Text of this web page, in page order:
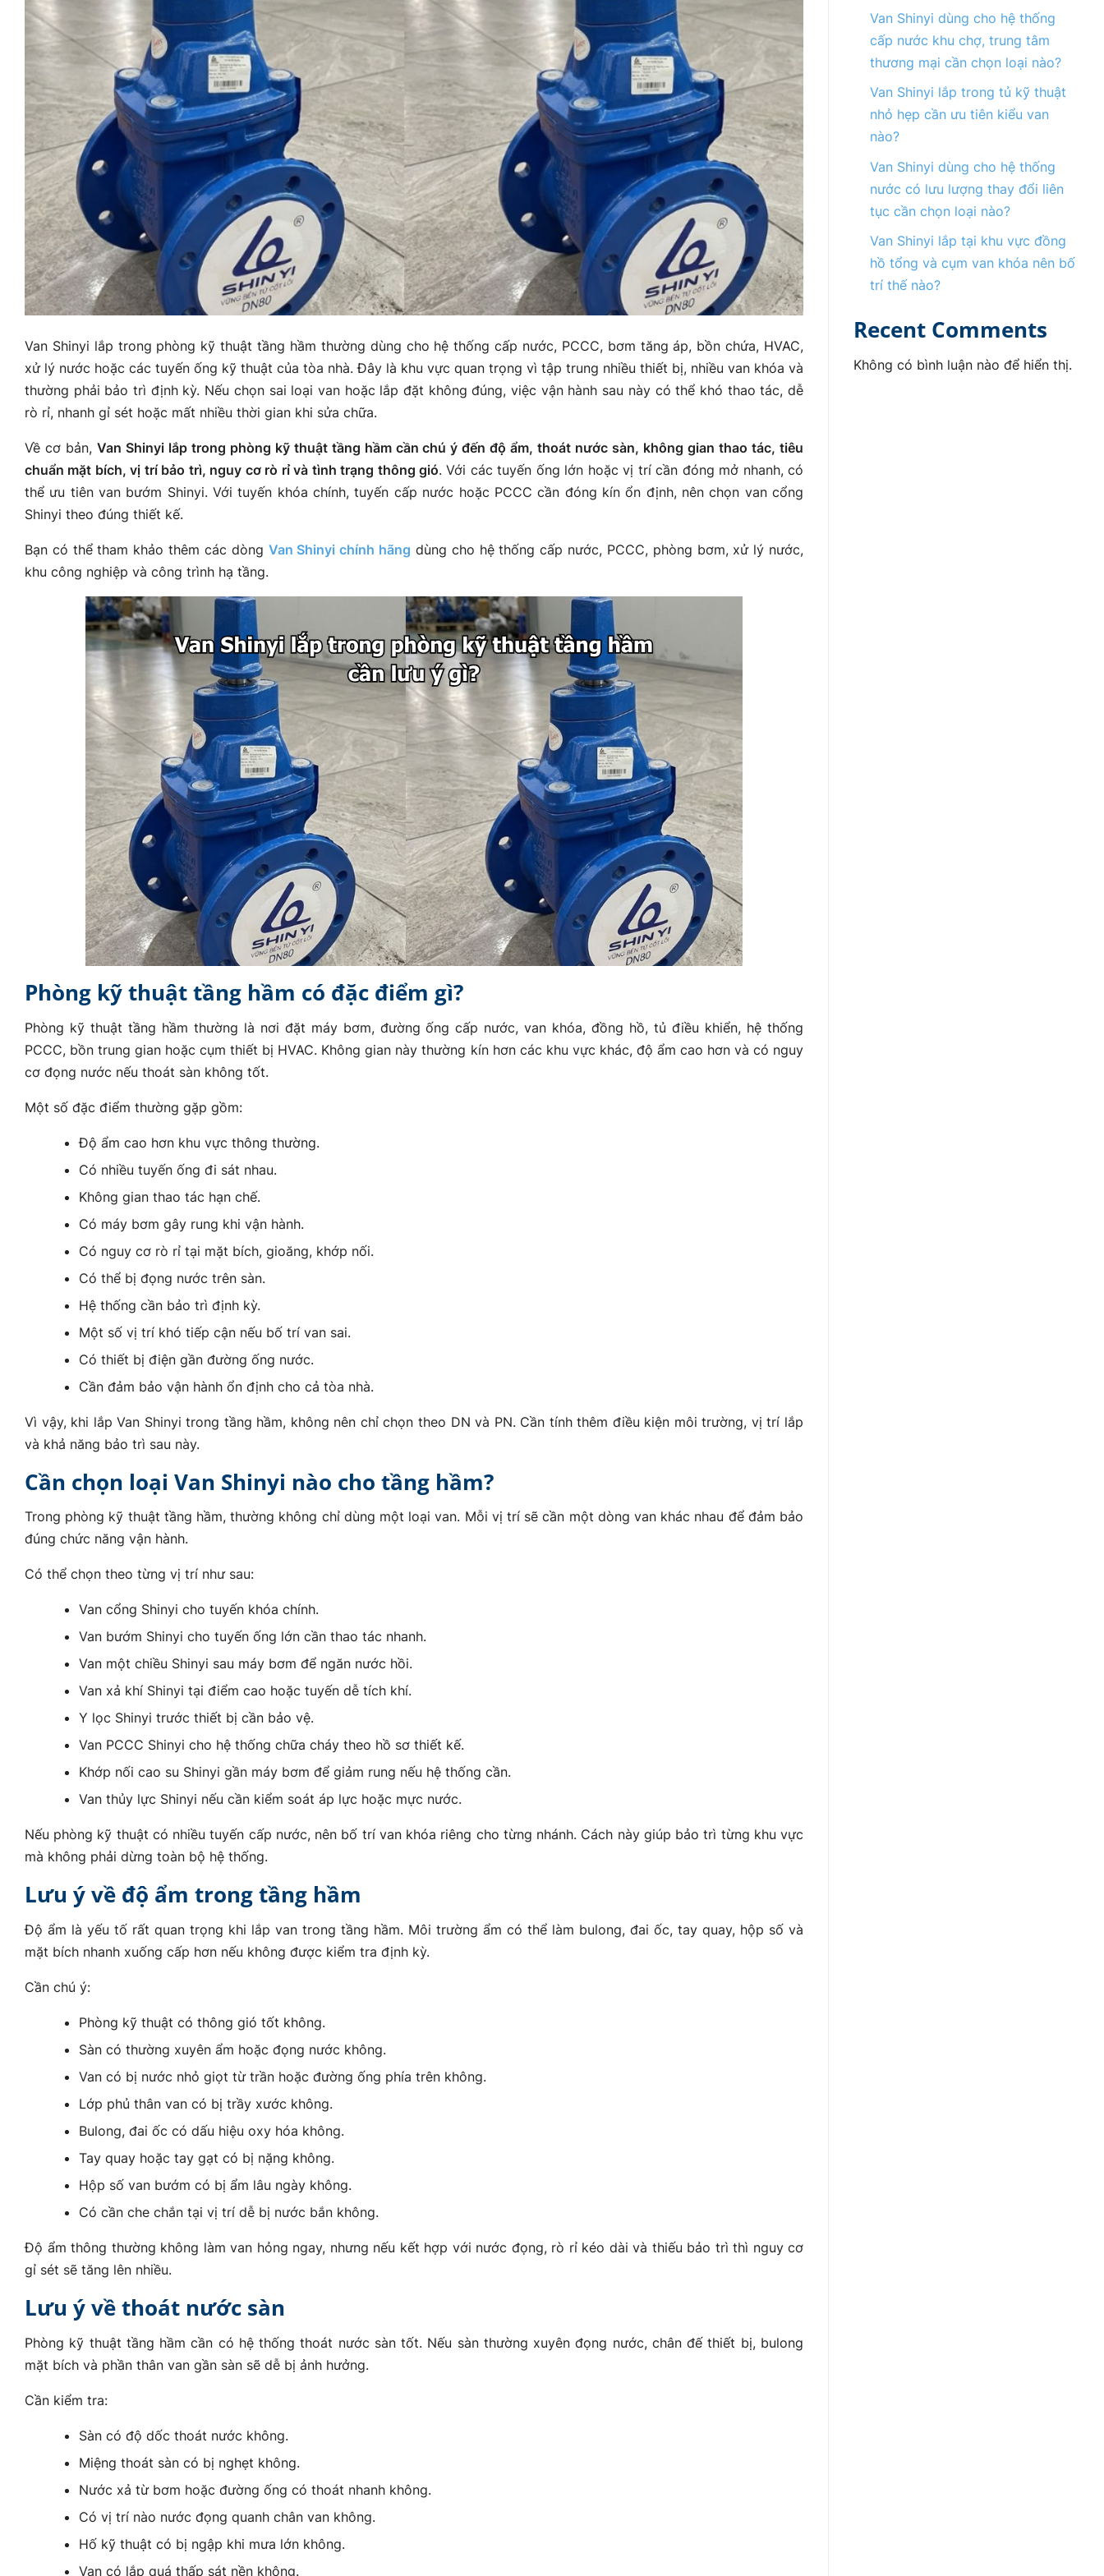
Van Shinyi lắp trong phòng kỹ thuật tầng hầm thường dùng cho hệ thống cấp nước, PCCC, bơm tăng áp, bồn chứa, HVAC,
xử lý nước hoặc các tuyến ống kỹ thuật của tòa nhà. Đây là khu vực quan trọng vì tập trung nhiều thiết bị, nhiều van khóa và
thường phải bảo trì định kỳ. Nếu chọn sai loại van hoặc lắp đặt không đúng, việc vận hành sau này có thể khó thao tác, dễ
rò rỉ, nhanh gỉ sét hoặc mất nhiều thời gian khi sửa chữa.
Về cơ bản, Van Shinyi lắp trong phòng kỹ thuật tầng hầm cần chú ý đến độ ẩm, thoát nước sàn, không gian thao tác, tiêu
chuẩn mặt bích, vị trí bảo trì, nguy cơ rò rỉ và tình trạng thông gió. Với các tuyến ống lớn hoặc vị trí cần đóng mở nhanh, có
thể ưu tiên van bướm Shinyi. Với tuyến khóa chính, tuyến cấp nước hoặc PCCC cần đóng kín ổn định, nên chọn van cổng
Shinyi theo đúng thiết kế.
Bạn có thể tham khảo thêm các dòng Van Shinyi chính hãng dùng cho hệ thống cấp nước, PCCC, phòng bơm, xử lý nước,
khu công nghiệp và công trình hạ tầng.
Phòng kỹ thuật tầng hầm có đặc điểm gì?
Phòng kỹ thuật tầng hầm thường là nơi đặt máy bơm, đường ống cấp nước, van khóa, đồng hồ, tủ điều khiển, hệ thống
PCCC, bồn trung gian hoặc cụm thiết bị HVAC. Không gian này thường kín hơn các khu vực khác, độ ẩm cao hơn và có nguy
cơ đọng nước nếu thoát sàn không tốt.
Một số đặc điểm thường gặp gồm:
Độ ẩm cao hơn khu vực thông thường.
Có nhiều tuyến ống đi sát nhau.
Không gian thao tác hạn chế.
Có máy bơm gây rung khi vận hành.
Có nguy cơ rò rỉ tại mặt bích, gioăng, khớp nối.
Có thể bị đọng nước trên sàn.
Hệ thống cần bảo trì định kỳ.
Một số vị trí khó tiếp cận nếu bố trí van sai.
Có thiết bị điện gần đường ống nước.
Cần đảm bảo vận hành ổn định cho cả tòa nhà.
Vì vậy, khi lắp Van Shinyi trong tầng hầm, không nên chỉ chọn theo DN và PN. Cần tính thêm điều kiện môi trường, vị trí lắp
và khả năng bảo trì sau này.
Cần chọn loại Van Shinyi nào cho tầng hầm?
Trong phòng kỹ thuật tầng hầm, thường không chỉ dùng một loại van. Mỗi vị trí sẽ cần một dòng van khác nhau để đảm bảo
đúng chức năng vận hành.
Có thể chọn theo từng vị trí như sau:
Van cổng Shinyi cho tuyến khóa chính.
Van bướm Shinyi cho tuyến ống lớn cần thao tác nhanh.
Van một chiều Shinyi sau máy bơm để ngăn nước hồi.
Van xả khí Shinyi tại điểm cao hoặc tuyến dễ tích khí.
Y lọc Shinyi trước thiết bị cần bảo vệ.
Van PCCC Shinyi cho hệ thống chữa cháy theo hồ sơ thiết kế.
Khớp nối cao su Shinyi gần máy bơm để giảm rung nếu hệ thống cần.
Van thủy lực Shinyi nếu cần kiểm soát áp lực hoặc mực nước.
Nếu phòng kỹ thuật có nhiều tuyến cấp nước, nên bố trí van khóa riêng cho từng nhánh. Cách này giúp bảo trì từng khu vực
mà không phải dừng toàn bộ hệ thống.
Lưu ý về độ ẩm trong tầng hầm
Độ ẩm là yếu tố rất quan trọng khi lắp van trong tầng hầm. Môi trường ẩm có thể làm bulong, đai ốc, tay quay, hộp số và
mặt bích nhanh xuống cấp hơn nếu không được kiểm tra định kỳ.
Cần chú ý:
Phòng kỹ thuật có thông gió tốt không.
Sàn có thường xuyên ẩm hoặc đọng nước không.
Van có bị nước nhỏ giọt từ trần hoặc đường ống phía trên không.
Lớp phủ thân van có bị trầy xước không.
Bulong, đai ốc có dấu hiệu oxy hóa không.
Tay quay hoặc tay gạt có bị nặng không.
Hộp số van bướm có bị ẩm lâu ngày không.
Có cần che chắn tại vị trí dễ bị nước bắn không.
Độ ẩm thông thường không làm van hỏng ngay, nhưng nếu kết hợp với nước đọng, rò rỉ kéo dài và thiếu bảo trì thì nguy cơ
gỉ sét sẽ tăng lên nhiều.
Lưu ý về thoát nước sàn
Phòng kỹ thuật tầng hầm cần có hệ thống thoát nước sàn tốt. Nếu sàn thường xuyên đọng nước, chân đế thiết bị, bulong
mặt bích và phần thân van gần sàn sẽ dễ bị ảnh hưởng.
Cần kiểm tra:
Sàn có độ dốc thoát nước không.
Miệng thoát sàn có bị nghẹt không.
Nước xả từ bơm hoặc đường ống có thoát nhanh không.
Có vị trí nào nước đọng quanh chân van không.
Hố kỹ thuật có bị ngập khi mưa lớn không.
Van có lắp quá thấp sát nền không.
Van Shinyi dùng cho hệ thống
cấp nước khu chợ, trung tâm
thương mại cần chọn loại nào?
Van Shinyi lắp trong tủ kỹ thuật
nhỏ hẹp cần ưu tiên kiểu van
nào?
Van Shinyi dùng cho hệ thống
nước có lưu lượng thay đổi liên
tục cần chọn loại nào?
Van Shinyi lắp tại khu vực đồng
hồ tổng và cụm van khóa nên bố
trí thế nào?
Recent Comments
Không có bình luận nào để hiển thị.